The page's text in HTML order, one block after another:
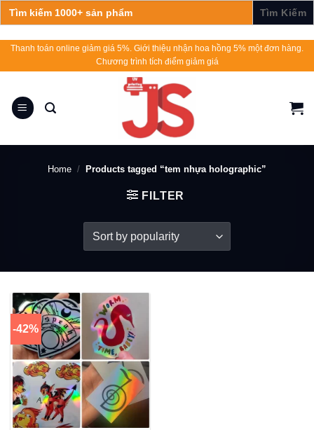
Search
for:
Skip
Thanh toán online giảm giá 5%. Giới thiệu nhận hoa hồng 5% một đơn hàng.
Chương trình tích điểm giảm giá
Home / Products tagged “tem nhựa holographic”
FILTER
-42%